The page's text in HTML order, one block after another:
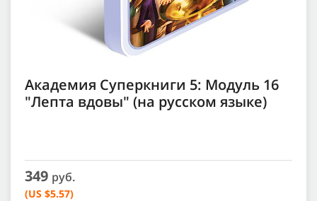
Академия Суперкниги 5: Модуль 16
"Лепта вдовы" (на русском языке)
349 руб.
(US $5.57)